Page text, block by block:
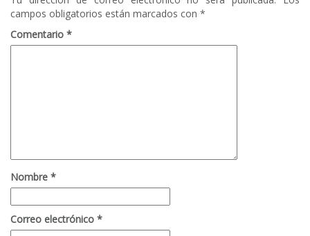
campos obligatorios están marcados con *
Comentario *
Nombre *
Correo electrónico *